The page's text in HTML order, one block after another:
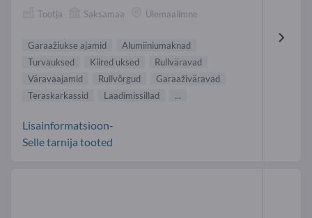
Tootja Saksamaa Ülemaailmne
Garaažiukse ajamid
Alumiiniumaknad
Turvauksed
Kiired uksed
Rullväravad
Väravaajamid
Rullvõrgud
Garaaživäravad
Teraskarkassid
Laadimissillad ...
Lisainformatsioon-
Selle tarnija tooted